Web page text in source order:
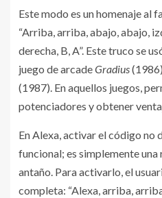
Este modo es un homenaje al
“Arriba, arriba, abajo, abajo,
derecha, B, A”. Este truco se
juego de arcadeGradius
(1987). En aquellos juegos,
potenciadores y obtener
En Alexa, activar el código no
funcional; es simplemente
antaño. Para activarlo, el
completa: “Alexa, arriba,